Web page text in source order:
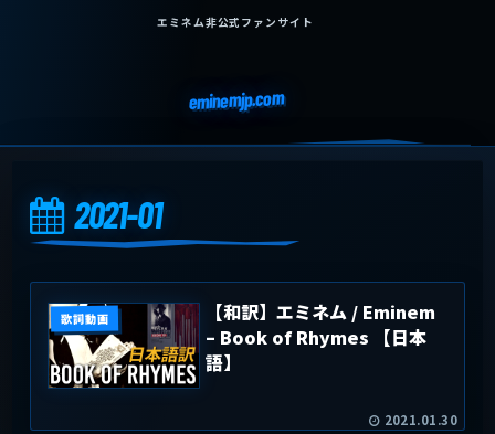
エミネム非公式ファンサイト
eminemjp.com
2021-01
歌詞動画
【和訳】エミネム / Eminem
– Book of Rhymes 【日本
語】
2021.01.30